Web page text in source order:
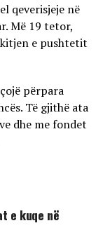
qeverisjeje në
Më 19 tetor,
e pushtetit
përpara
Të gjithë ata
dhe me fondet
e kuqe në